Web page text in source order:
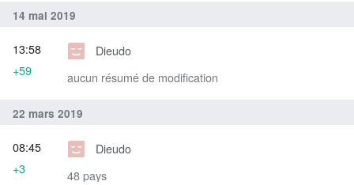
14 mai 2019
Dieudo
aucun résumé de modification
13:58
+59
22 mars 2019
Dieudo
48 pays
08:45
+3